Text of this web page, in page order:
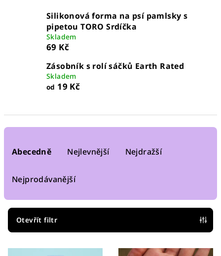
Silikonová forma na psí pamlsky s
pipetou TORO Srdíčka
Skladem
69 Kč
Zásobník s rolí sáčků Earth Rated
Skladem
od 19 Kč
r
o
Abecedně Nejlevnější Nejdražší
Nejprodávanější
Otevřít filtr
V